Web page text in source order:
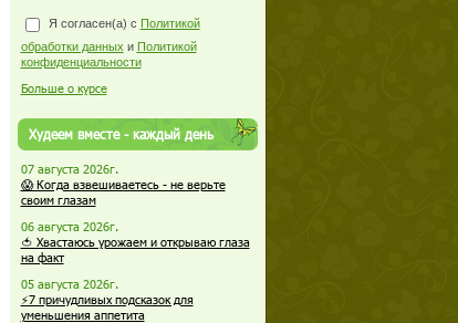
Я согласен(а) с Политикой
обработки данных и Политикой
конфиденциальности
Больше о курсе
Худеем вместе - каждый день
07 августа 2026г.
😱 Когда взвешиваетесь - не верьте
своим глазам
06 августа 2026г.
🍅 Хвастаюсь урожаем и открываю глаза
на факт
05 августа 2026г.
⚡7 причудливых подсказок для
уменьшения аппетита